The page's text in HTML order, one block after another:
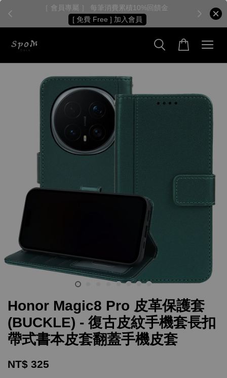
［ 會員專屬 ］ 每筆消費累積10%回饋金
[ 免費 Free ] 加入會員
Honor Magic8 Pro 皮革保護套
(BUCKLE) - 復古皮紋手機套長扣
帶式書本皮套翻蓋手機皮套
NT$ 325